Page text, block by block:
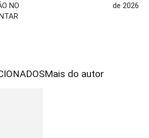
NO
de 2026
Mais do autor